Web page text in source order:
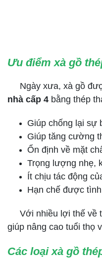
Ưu điểm xà gồ
Ngày xưa, xà gồ
nhà cấp 4 bằng thép
Giúp chống lại sự
Giúp tăng cường
Ổn định về mặt
Trọng lượng nhẹ,
Ít chịu tác động
Hạn chế được
Với nhiều lợi thế về
giúp nâng cao tuổi thọ
Các loại xà gồ